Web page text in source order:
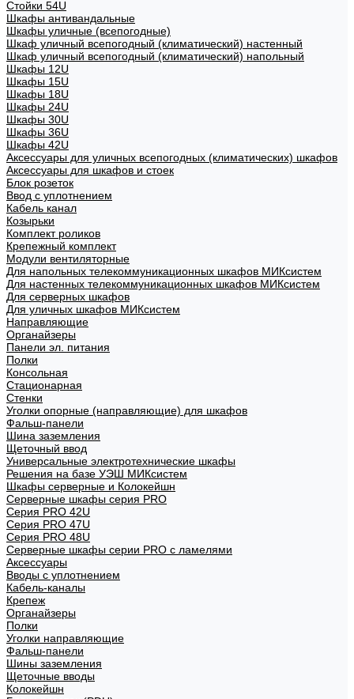
Стойки 54U
Шкафы антивандальные
Шкафы уличные (всепогодные)
Шкаф уличный всепогодный (климатический) настенный
Шкаф уличный всепогодный (климатический) напольный
Шкафы 12U
Шкафы 15U
Шкафы 18U
Шкафы 24U
Шкафы 30U
Шкафы 36U
Шкафы 42U
Аксессуары для уличных всепогодных (климатических) шкафов
Аксессуары для шкафов и стоек
Блок розеток
Ввод с уплотнением
Кабель канал
Козырьки
Комплект роликов
Крепежный комплект
Модули вентиляторные
Для напольных телекоммуникационных шкафов МИКсистем
Для настенных телекоммуникационных шкафов МИКсистем
Для серверных шкафов
Для уличных шкафов МИКсистем
Направляющие
Органайзеры
Панели эл. питания
Полки
Консольная
Стационарная
Стенки
Уголки опорные (направляющие) для шкафов
Фальш-панели
Шина заземления
Щеточный ввод
Универсальные электротехнические шкафы
Решения на базе УЭШ МИКсистем
Шкафы серверные и Колокейшн
Серверные шкафы серия PRO
Серия PRO 42U
Серия PRO 47U
Серия PRO 48U
Серверные шкафы серии PRO с ламелями
Аксессуары
Вводы с уплотнением
Кабель-каналы
Крепеж
Органайзеры
Полки
Уголки направляющие
Фальш-панели
Шины заземления
Щеточные вводы
Колокейшн